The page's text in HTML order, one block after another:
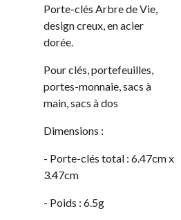
Porte-clés Arbre de Vie,
design creux, en acier
dorée.
Pour clés, portefeuilles,
portes-monnaie, sacs à
main, sacs à dos
Dimensions :
- Porte-clés total : 6.47cm x
3.47cm
- Poids : 6.5g